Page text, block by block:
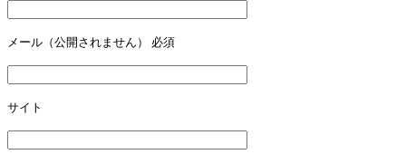
ゲ
ー
シ
ョ
ン
メール（公開されません） 必須
サイト